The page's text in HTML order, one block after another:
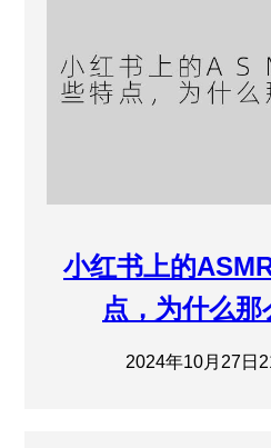
小红书上的
点，为什么那
2024年10月27日